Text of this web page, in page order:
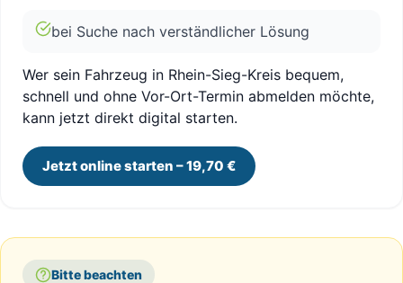
bei Suche nach verständlicher Lösung
Wer sein Fahrzeug in Rhein-Sieg-Kreis bequem,
schnell und ohne Vor-Ort-Termin abmelden möchte,
kann jetzt direkt digital starten.
Jetzt online starten – 19,70 €
Bitte beachten